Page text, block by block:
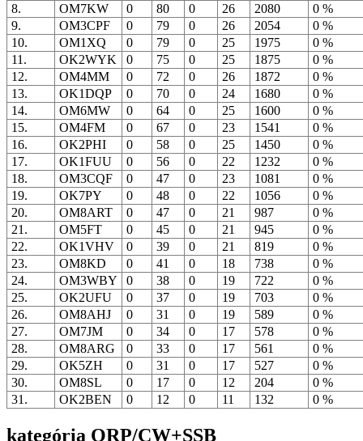
8.
OM7KW 0 80 0 26 2080
0 %
9.
OM3CPF 0 79 0 26 2054
0 %
10.
OM1XQ 0 79 0 25 1975
0 %
11.
OK2WYK 0 75 0 25 1875
0 %
12.
OM4MM 0 72 0 26 1872
0 %
13.
OK1DQP 0 70 0 24 1680
0 %
14.
OM6MW 0 64 0 25 1600
0 %
15.
OM4FM 0 67 0 23 1541
0 %
16.
OK2PHI 0 58 0 25 1450
0 %
17.
OK1FUU 0 56 0 22 1232
0 %
18.
OM3CQF 0 47 0 23 1081
0 %
19.
OK7PY 0 48 0 22 1056
0 %
20.
OM8ART 0 47 0 21 987
0 %
21.
OM5FT 0 45 0 21 945
0 %
22.
OK1VHV 0 39 0 21 819
0 %
23.
OM8KD 0 41 0 18 738
0 %
24.
OM3WBY 0 38 0 19 722
0 %
25.
OK2UFU 0 37 0 19 703
0 %
26.
OM8AHJ 0 31 0 19 589
0 %
27.
OM7JM 0 34 0 17 578
0 %
28.
OM8ARG 0 33 0 17 561
0 %
29.
OK5ZH 0 31 0 17 527
0 %
30.
OM8SL 0 17 0 12 204
0 %
31.
OK2BEN 0 12 0 11 132 0 %
kategória QRP/CW+SSB